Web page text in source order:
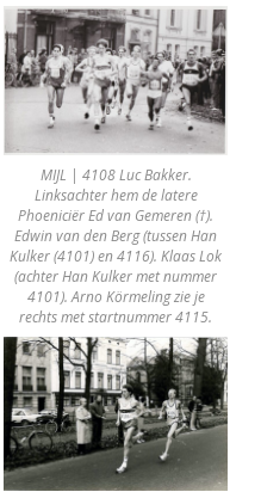
MIJL | 4108 Luc Bakker.
Linksachter hem de latere
Phoeniciër Ed van Gemeren (†).
Edwin van den Berg (tussen Han
Kulker (4101) en 4116). Klaas Lok
(achter Han Kulker met nummer
4101). Arno Körmeling zie je
rechts met startnummer 4115.